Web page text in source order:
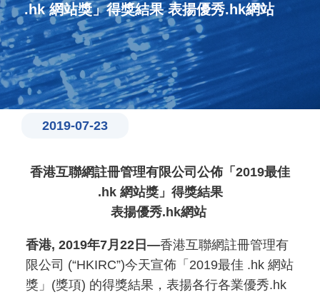
.hk 網站獎」得獎結果 表揚優秀.hk網站
2019-07-23
香港互聯網註冊管理有限公司公佈「2019最佳
.hk 網站獎」得獎結果
表揚優秀.hk網站
香港, 2019年7月22日—香港互聯網註冊管理有
限公司 (“HKIRC”)今天宣佈「2019最佳 .hk 網站
獎」(獎項) 的得獎結果，表揚各行各業優秀.hk